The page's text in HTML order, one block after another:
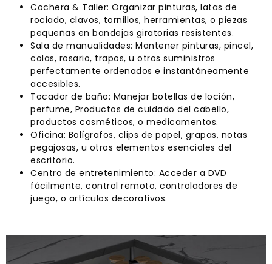
Cochera & Taller: Organizar pinturas, latas de
rociado, clavos, tornillos, herramientas, o piezas
pequeñas en bandejas giratorias resistentes.
Sala de manualidades: Mantener pinturas, pincel,
colas, rosario, trapos, u otros suministros
perfectamente ordenados e instantáneamente
accesibles.
Tocador de baño: Manejar botellas de loción,
perfume, Productos de cuidado del cabello,
productos cosméticos, o medicamentos.
Oficina: Bolígrafos, clips de papel, grapas, notas
pegajosas, u otros elementos esenciales del
escritorio.
Centro de entretenimiento: Acceder a DVD
fácilmente, control remoto, controladores de
juego, o artículos decorativos.